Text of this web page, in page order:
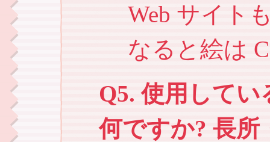
Web サイト
なると絵は
Q5. 使用して
何ですか? 長所